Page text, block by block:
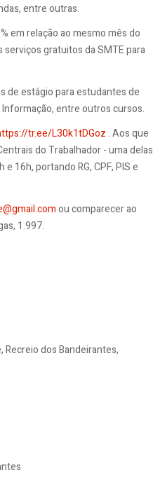
entre outras.
em relação ao mesmo mês do
gratuitos da SMTE para
de estágio para estudantes de
entre outros cursos.
tr.ee/L30k1tDGoz . Aos que
do Trabalhador - uma delas
16h, portando RG, CPF, PIS e
ou comparecer ao
1.997.
Recreio dos Bandeirantes,